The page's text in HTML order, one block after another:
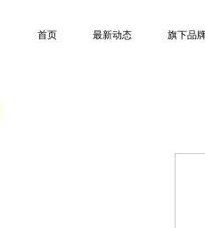
首页 最新动态 旗下品